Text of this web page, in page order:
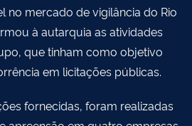
no mercado de vigilância do Rio
à autarquia as atividades
que tinham como objetivo
em licitações públicas.
fornecidas, foram realizadas